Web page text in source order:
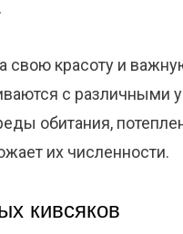
свою красоту и
с различными
обитания,
их численности.
кивсяков